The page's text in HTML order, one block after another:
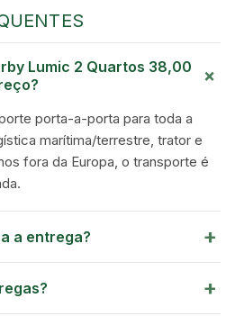
VILLAGE
HOMES
Lumic 2 Quartos 38,00
+
porta-a-porta para toda a
marítima/terrestre, trator e
fora da Europa, o transporte é
a entrega? +
+